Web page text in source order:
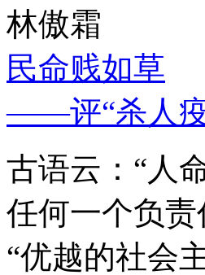
林傲霜
民命贱如草
——评“杀人
古语云：“人
任何一个负
“优越的社会